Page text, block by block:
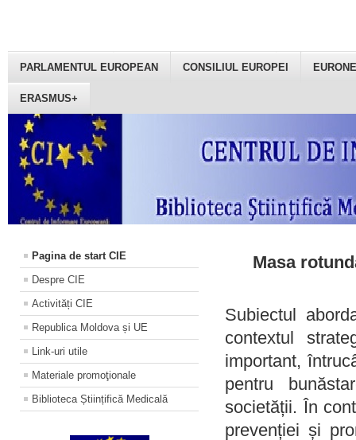
PARLAMENTUL EUROPEAN CONSILIUL EUROPEI
ERASMUS+
Pagina de start CIE
Despre CIE
Activități CIE
Republica Moldova și UE
Link-uri utile
Materiale promoţionale
Biblioteca Științifică Medicală
Masa
Subiectul
contextul
important,
pentru
societății. În
prevenției și